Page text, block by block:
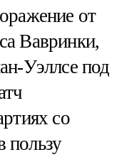
от
Вавринки,
Уэллсе под
со
пользу